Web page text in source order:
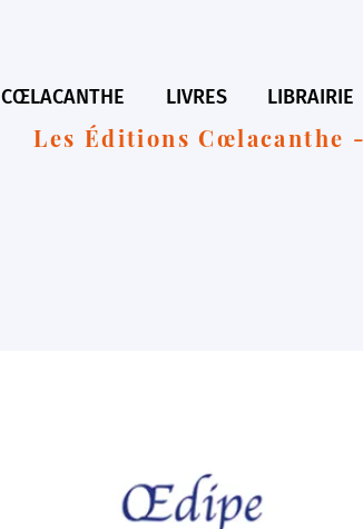
CŒLACANTHE LIVRES LIBRAIRIE
Les Éditions Cœlacanthe